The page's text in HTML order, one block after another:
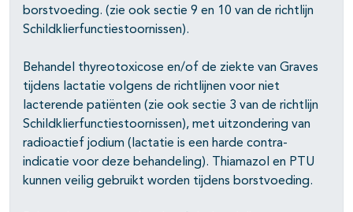
open- en dichtklappen
open- en dichtklappen
borstvoeding. (zie ook sectie 9 en 10 van de richtlijn
Schildklierfunctiestoornissen).
Behandel thyreotoxicose en/of de ziekte van Graves
tijdens lactatie volgens de richtlijnen voor niet
lacterende patiënten (zie ook sectie 3 van de richtlijn
Schildklierfunctiestoornissen), met uitzondering van
radioactief jodium (lactatie is een harde contra-
indicatie voor deze behandeling). Thiamazol en PTU
kunnen veilig gebruikt worden tijdens borstvoeding.